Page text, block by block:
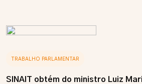
TRABALHO PARLAMENTAR
SINAIT obtém do ministro Luiz